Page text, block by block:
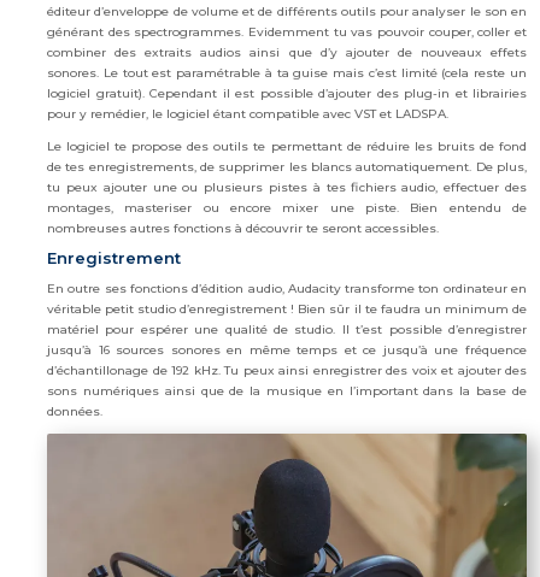
éditeur d’enveloppe de volume et de différents outils pour analyser le son en
générant des spectrogrammes. Evidemment tu vas pouvoir couper, coller et
combiner des extraits audios ainsi que d’y ajouter de nouveaux effets
sonores. Le tout est paramétrable à ta guise mais c’est limité (cela reste un
logiciel gratuit). Cependant il est possible d’ajouter des plug-in et librairies
pour y remédier, le logiciel étant compatible avec VST et LADSPA.
Le logiciel te propose des outils te permettant de réduire les bruits de fond
de tes enregistrements, de supprimer les blancs automatiquement. De plus,
tu peux ajouter une ou plusieurs pistes à tes fichiers audio, effectuer des
montages, masteriser ou encore mixer une piste. Bien entendu de
nombreuses autres fonctions à découvrir te seront accessibles.
Enregistrement
En outre ses fonctions d’édition audio, Audacity transforme ton ordinateur en
véritable petit studio d’enregistrement ! Bien sûr il te faudra un minimum de
matériel pour espérer une qualité de studio. Il t’est possible d’enregistrer
jusqu’à 16 sources sonores en même temps et ce jusqu’à une fréquence
d’échantillonage de 192 kHz. Tu peux ainsi enregistrer des voix et ajouter des
sons numériques ainsi que de la musique en l’important dans la base de
données.